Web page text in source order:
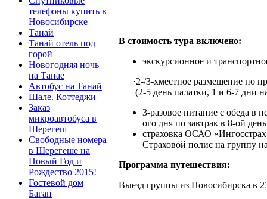
телефоны купить в
Новосибирске
Танай
Танай отель под
горой
Новогодняя ночь
на Танае
Автобус на Танай
Шале. Коттеджи
Заказ
микроавтобуса в
Шерегеш
Свободные номера
в Шерегеше на
Новый Год и
Рождество 2015!
Гостевой дом
Баган
В стоимость тура включено:
экскурсионное и
·2-/3-хместное размещение по
(2-5 день палатки, 1 и 6-7 дни на
3-разовое питание с обеда в
ого дня по завтрак в 8-ой
страховка ОСАО
Страховой полис на группу
Программа путешествия:
Выезд группы из Новосибирска в